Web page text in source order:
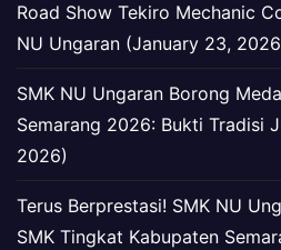
Road Show Tekiro Mechanic
NU Ungaran (January 23,
SMK NU Ungaran Borong
Semarang 2026: Bukti Tradisi
2026)
Terus Berprestasi! SMK NU
SMK Tingkat Kabupaten